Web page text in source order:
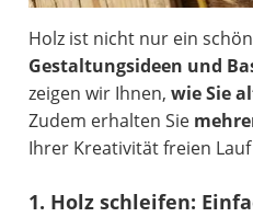
Holz ist nicht nur ein
Gestaltungsideen und
zeigen wir Ihnen,wie Sie
Zudem erhalten Sie
Ihrer Kreativität freien
1. Holz schleifen: